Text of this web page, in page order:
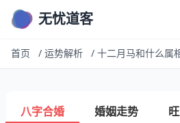
无忧道客
首页 / 运势解析 /
八字合婚 婚姻走势